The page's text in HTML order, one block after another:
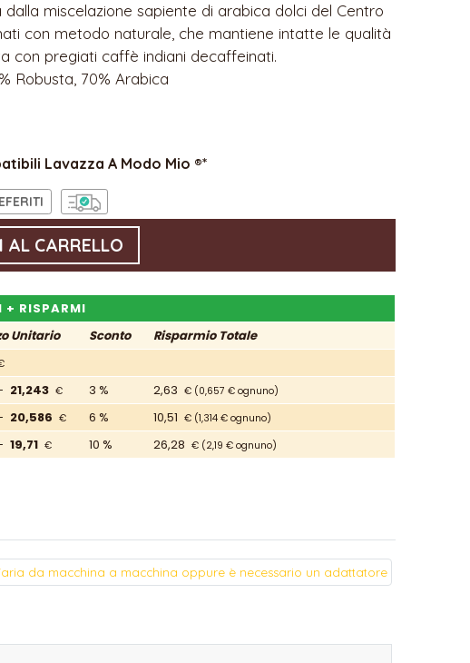
miscelazione sapiente di arabica dolci del Centro
con metodo naturale, che mantiene intatte le qualità
con pregiati caffè indiani decaffeinati.
Robusta, 70% Arabica
Lavazza A Modo Mio ®*
AL CARRELLO
+ RISPARMI
Unitario Sconto Risparmio Totale
21,243 € 3 % 2,63 € (0,657 € ognuno)
20,586 € 6 % 10,51 € (1,314 € ognuno)
19,71 € 10 % 26,28 € (2,19 € ognuno)
da macchina a macchina oppure è necessario un adattatore